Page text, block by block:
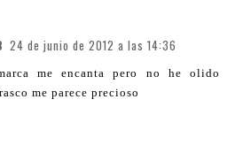
24 de junio de 2012 a las 14:36
me encanta pero no he olido
me parece precioso